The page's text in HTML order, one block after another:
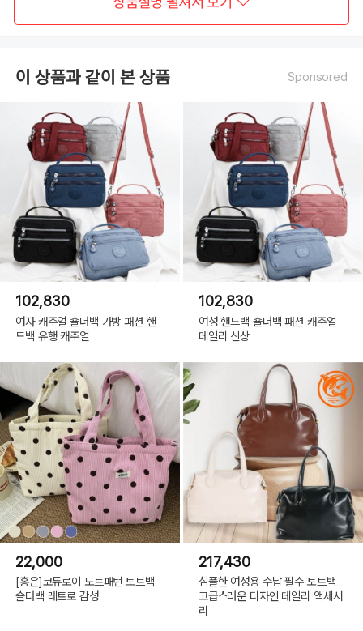
상품설명 펼쳐서 보기
이 상품과 같이 본 상품 Sponsored
102,830
여자 캐주얼 숄더백 가방 패션 핸
드백 유행 캐주얼
102,830
여성 핸드백 숄더백 패션 캐주얼
데일리 신상
22,000
[홍은]코듀로이 도트패턴 토트백
숄더백 레트로 감성
217,430
심플한 여성용 수납 필수 토트백
고급스러운 디자인 데일리 액세서
리